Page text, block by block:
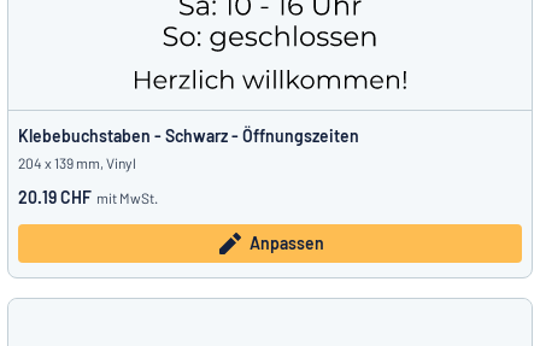
Klebebuchstaben - Schwarz - Öffnungszeiten
204 x 139 mm, Vinyl
20.19 CHF mit MwSt.
Anpassen